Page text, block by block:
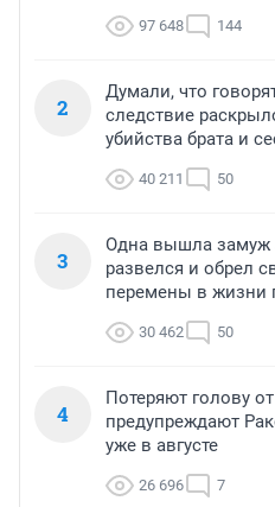
97 648 144
2
Думали, что
следствие
убийства брата и
40 211 50
3
Одна вышла замуж
развелся и обрел
перемены в жизни
30 462 50
4
Потеряют голову
предупреждают
уже в августе
26 696 7